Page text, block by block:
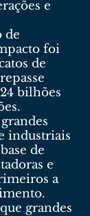
e
de
foi
de
bilhões
industriais
de
e
a
grandes